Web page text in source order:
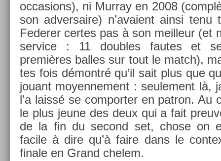
oc­cas­ions), ni Mur­ray en 2008
son ad­versaire) n’avaient ainsi
Feder­er cer­tes pas à son meil­leur (et
ser­vice : 11 doub­les fautes et
premières bal­les sur tout le match),
tes fois démontré qu’il sait plus que
jouant moyen­ne­ment : seule­ment là,
l’a laissé se com­port­er en pat­ron. Au
le plus jeune des deux qui a fait
de la fin du second set, chose on
facile à dire qu’à faire dans le
fin­ale en Grand chelem.